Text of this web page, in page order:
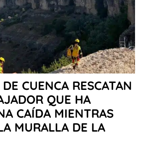
CUENCA RESCATAN
QUE HA
CAÍDA MIENTRAS
MURALLA DE LA